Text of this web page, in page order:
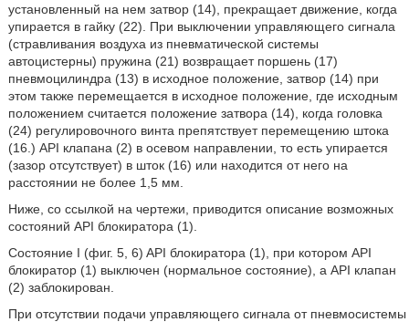
установленный на нем затвор (14), прекращает движение, когда
упирается в гайку (22). При выключении управляющего сигнала
(стравливания воздуха из пневматической системы
автоцистерны) пружина (21) возвращает поршень (17)
пневмоцилиндра (13) в исходное положение, затвор (14) при
этом также перемещается в исходное положение, где исходным
положением считается положение затвора (14), когда головка
(24) регулировочного винта препятствует перемещению штока
(16.) API клапана (2) в осевом направлении, то есть упирается
(зазор отсутствует) в шток (16) или находится от него на
расстоянии не более 1,5 мм.
Ниже, со ссылкой на чертежи, приводится описание возможных
состояний API блокиратора (1).
Состояние I (фиг. 5, 6) API блокиратора (1), при котором API
блокиратор (1) выключен (нормальное состояние), а API клапан
(2) заблокирован.
При отсутствии подачи управляющего сигнала от пневмосистемы